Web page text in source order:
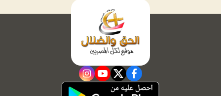
facebook
twitter
youtube
instagram